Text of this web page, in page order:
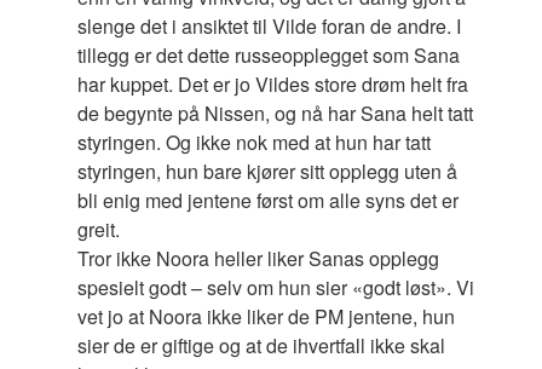
slenge det i ansiktet til Vilde foran de andre. I
tillegg er det dette russeopplegget som Sana
har kuppet. Det er jo Vildes store drøm helt fra
de begynte på Nissen, og nå har Sana helt tatt
styringen. Og ikke nok med at hun har tatt
styringen, hun bare kjører sitt opplegg uten å
bli enig med jentene først om alle syns det er
greit.
Tror ikke Noora heller liker Sanas opplegg
spesielt godt – selv om hun sier «godt løst». Vi
vet jo at Noora ikke liker de PM jentene, hun
sier de er giftige og at de ihvertfall ikke skal